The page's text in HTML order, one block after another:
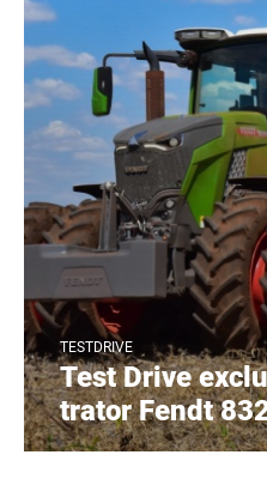
TESTDRIVE
Test Drive
trator Fendt